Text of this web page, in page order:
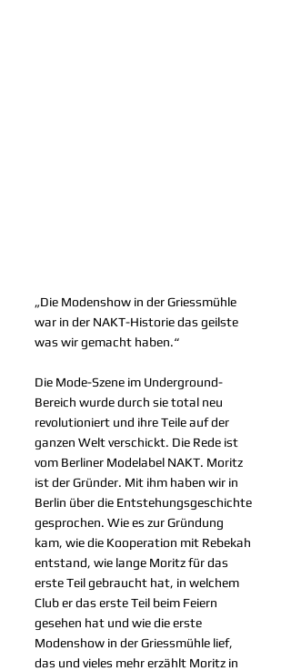
„Die Modenshow in der Griessmühle
war in der NAKT-Historie das geilste
was wir gemacht haben.“
Die Mode-Szene im Underground-
Bereich wurde durch sie total neu
revolutioniert und ihre Teile auf der
ganzen Welt verschickt. Die Rede ist
vom Berliner Modelabel NAKT. Moritz
ist der Gründer. Mit ihm haben wir in
Berlin über die Entstehungsgeschichte
gesprochen. Wie es zur Gründung
kam, wie die Kooperation mit Rebekah
entstand, wie lange Moritz für das
erste Teil gebraucht hat, in welchem
Club er das erste Teil beim Feiern
gesehen hat und wie die erste
Modenshow in der Griessmühle lief,
das und vieles mehr erzählt Moritz in